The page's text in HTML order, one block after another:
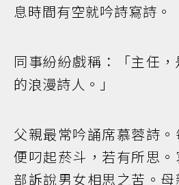
息時間有空就吟詩寫詩。
同事紛紛戲稱：「主任
的浪漫詩人。」
父親最常吟誦席慕蓉詩
便叼起菸斗，若有所思
部訴說男女相思之苦。